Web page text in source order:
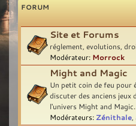
FORUM
Site et Forums
réglement, evolutions,
Modérateur: Morrock
Might and Magic
Un petit coin de feu pour
discuter des anciens jeux
l'univers Might and Magic.
Modérateurs: Zénithale